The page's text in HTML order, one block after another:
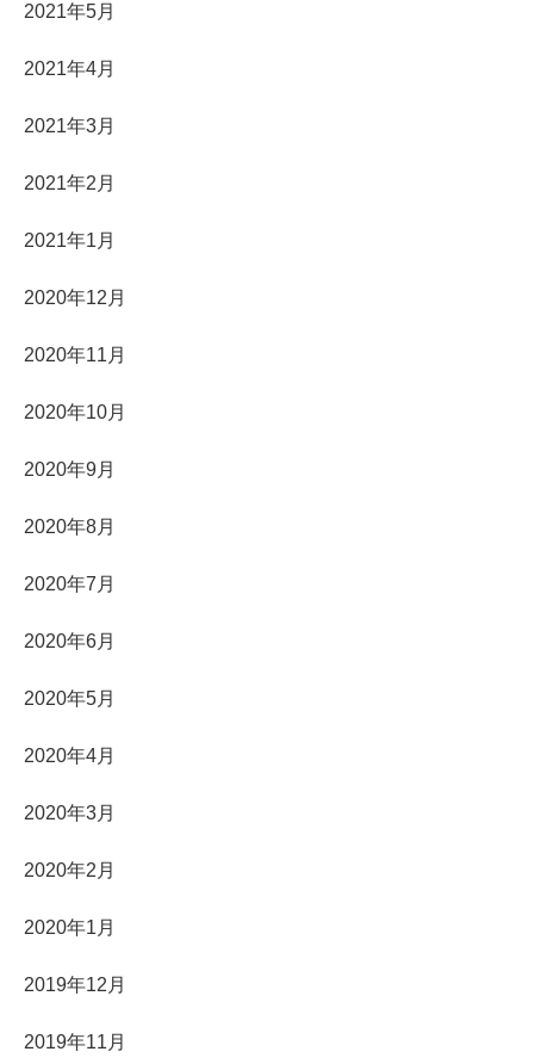
2021年5月
2021年4月
2021年3月
2021年2月
2021年1月
2020年12月
2020年11月
2020年10月
2020年9月
2020年8月
2020年7月
2020年6月
2020年5月
2020年4月
2020年3月
2020年2月
2020年1月
2019年12月
2019年11月